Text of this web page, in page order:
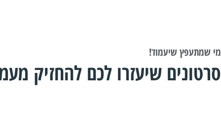
מי שמתעפץ שיעמוד!
סרטונים שיעזרו לכם להחזיק